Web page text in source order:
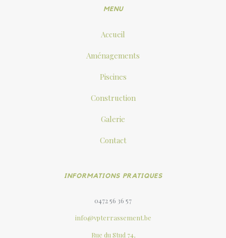
MENU
Accueil
Aménagements
Piscines
Construction
Galerie
Contact
INFORMATIONS PRATIQUES
0472 56 36 57
info@vpterrassement.be
Rue du Stud 74,